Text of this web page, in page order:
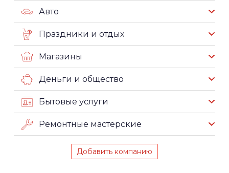
Авто
Праздники и отдых
Магазины
Деньги и общество
Бытовые услуги
Ремонтные мастерские
Добавить компанию